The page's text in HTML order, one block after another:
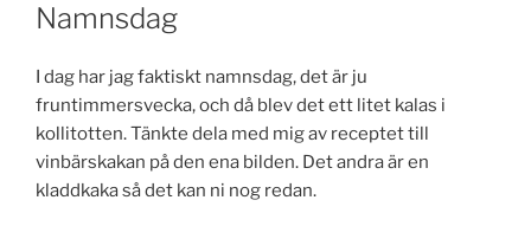
Namnsdag
I dag har jag faktiskt namnsdag, det är ju
fruntimmersvecka, och då blev det ett litet kalas i
kollitotten. Tänkte dela med mig av receptet till
vinbärskakan på den ena bilden. Det andra är en
kladdkaka så det kan ni nog redan.